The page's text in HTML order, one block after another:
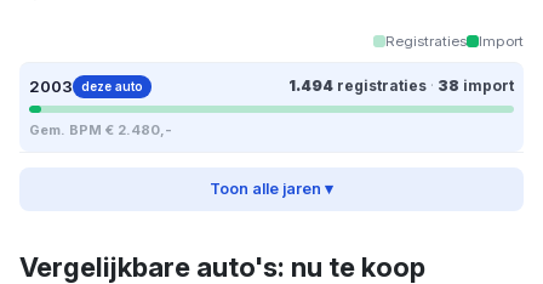
Registraties Import
2003 deze auto 1.494 registraties · 38 import
Gem. BPM € 2.480,-
Toon alle jaren ▾
Vergelijkbare auto's: nu te koop